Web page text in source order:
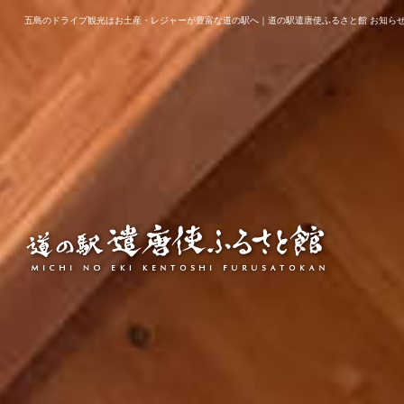
五島のドライブ観光はお土産・レジャーが豊富な道の駅へ｜道の駅遣唐使ふるさと館 お知ら